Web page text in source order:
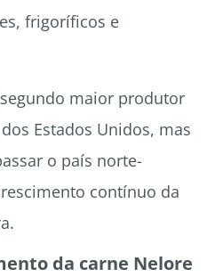
frigoríficos e
maior produtor
Estados Unidos, mas
o país norte-
contínuo da
da carne Nelore